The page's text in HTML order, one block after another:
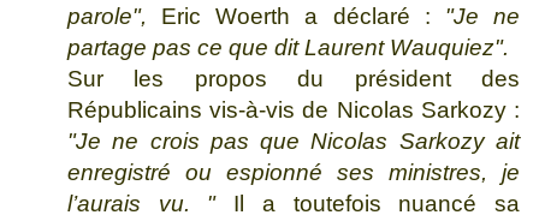
parole", Eric Woerth a déclaré : "Je ne
partage pas ce que dit Laurent Wauquiez".
Sur les propos du président des
Républicains vis-à-vis de Nicolas Sarkozy :
"Je ne crois pas que Nicolas Sarkozy ait
enregistré ou espionné ses ministres, je
l’aurais vu. " Il a toutefois nuancé sa